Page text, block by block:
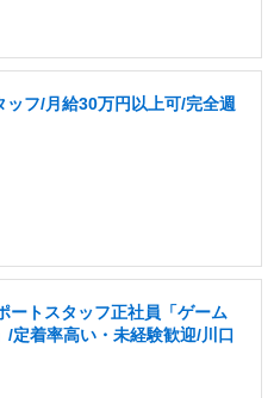
フ/月給30万円以上可/完全週
ートスタッフ正社員「ゲーム
定着率高い・未経験歓迎/川口